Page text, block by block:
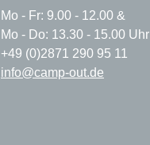
Mo - Fr: 9.00 - 12.00 &
Mo - Do: 13.30 - 15.00 Uhr
+49 (0)2871 290 95 11
info@camp-out.de